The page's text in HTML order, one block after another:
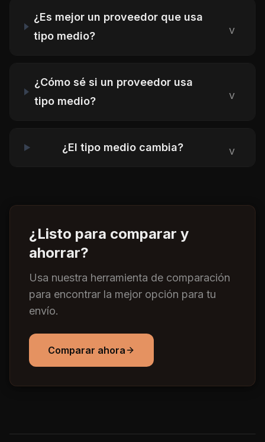
¿Es mejor un proveedor que usa
tipo medio?
v
¿Cómo sé si un proveedor usa
tipo medio?
v
¿El tipo medio cambia? v
¿Listo para comparar y
ahorrar?
Usa nuestra herramienta de comparación
para encontrar la mejor opción para tu
envío.
Comparar ahora